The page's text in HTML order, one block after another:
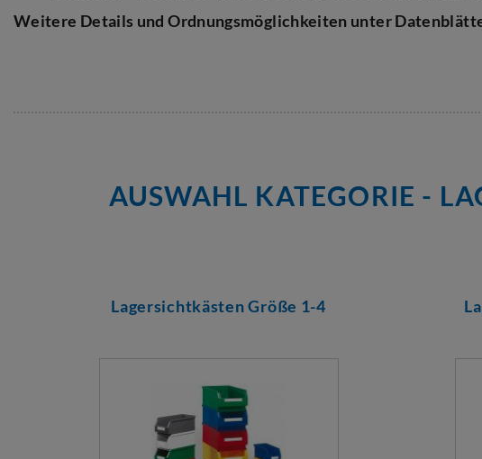
Weitere Details und Ordnungsmöglichkeiten unter
AUSWAHL KATEGORIE -
Lagersichtkästen Größe 1-4